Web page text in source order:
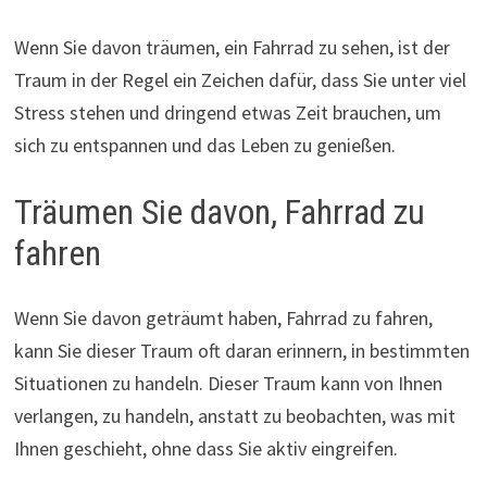
Wenn Sie davon träumen, ein Fahrrad zu sehen, ist der
Traum in der Regel ein Zeichen dafür, dass Sie unter viel
Stress stehen und dringend etwas Zeit brauchen, um
sich zu entspannen und das Leben zu genießen.
Träumen Sie davon, Fahrrad zu
fahren
Wenn Sie davon geträumt haben, Fahrrad zu fahren,
kann Sie dieser Traum oft daran erinnern, in bestimmten
Situationen zu handeln. Dieser Traum kann von Ihnen
verlangen, zu handeln, anstatt zu beobachten, was mit
Ihnen geschieht, ohne dass Sie aktiv eingreifen.